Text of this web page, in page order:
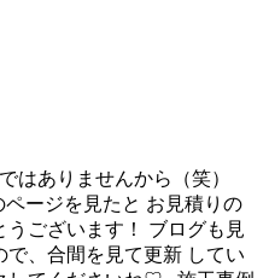
はありませんから（笑）
ページを見たと お見積りの
ございます！ ブログも見
、合間を見て更新 してい